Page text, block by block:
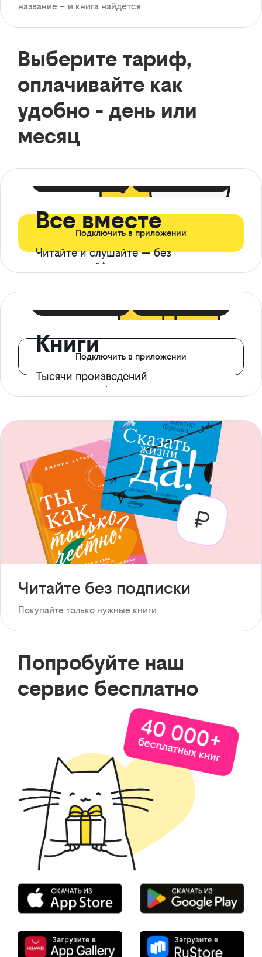
название – и книга найдется
Выберите тариф,
оплачивайте как
удобно - день или
месяц
Все вместе
Читайте и слушайте — без
ограничений*
Подключить в приложении
Книги
Тысячи произведений
с доступом офлайн
Подключить в приложении
Читайте без подписки
Покупайте только нужные книги
Попробуйте наш
сервис бесплатно